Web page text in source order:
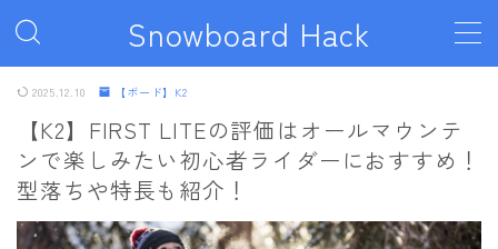
Snowboard Hack
MENU
ボード
011artistic
ALLIAN
2025.12.10 【ボード】K2
【K2】FIRST LITEの評価はオールマウンテ
ンで楽しみたい初心者ライダーにおすすめ！
型落ちや特長も紹介！